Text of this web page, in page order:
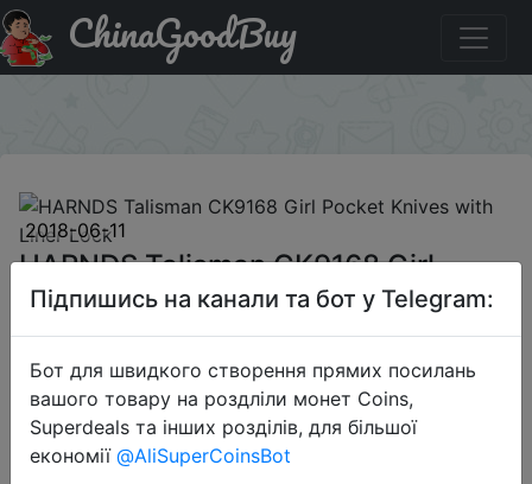
Промокод на знижку gbsales611b HARNDS Talisman
CK9168 Girl Pocket Knives with Liner Lock
ChinaGoodBuy
2018-06-11
HARNDS Talisman CK9168 Girl
Pocket Knives with Liner Lock
$29.99
Підпишись на канали та бот у Telegram:
Бот для швидкого створення прямих посилань
вашого товару на роздліли монет Coins,
Superdeals та інших розділів, для більшої
економії @AliSuperCoinsBot